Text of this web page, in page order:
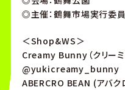
◎主催：鶴舞市場実行委
＜Shop&WS＞
Creamy Bunny（クリーミ
@yukicreamy_bunny
ABERCRO BEAN (アバ